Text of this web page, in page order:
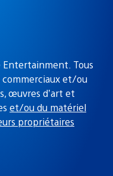
Tous
commerciaux et/ou
œuvres d’art et
et/ou du matériel
propriétaires